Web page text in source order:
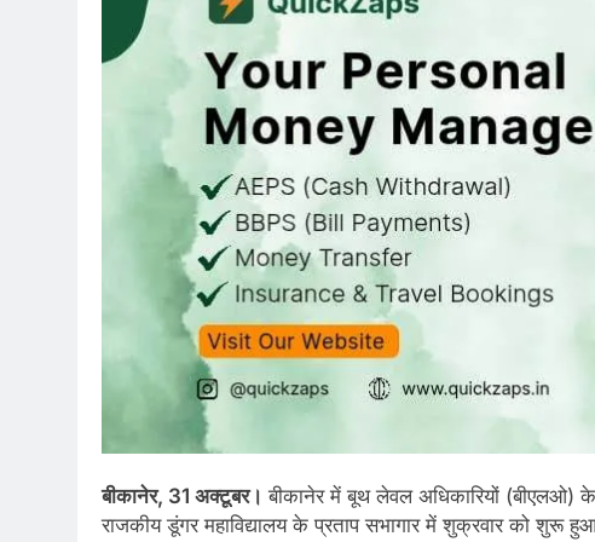
बीकानेर, 31 अक्टूबर। बीकानेर में बूथ लेवल अधिकारियों (बीएलओ)
राजकीय डूंगर महाविद्यालय के प्रताप सभागार में शुक्रवार को शुरू